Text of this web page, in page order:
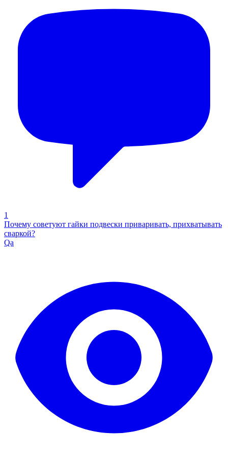
1
Почему советуют гайки подвески приваривать, прихватывать
сваркой?
Qa